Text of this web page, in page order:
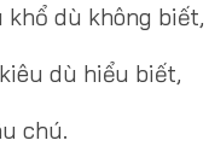
khổ dù không biết,
dù hiểu biết,
chú.